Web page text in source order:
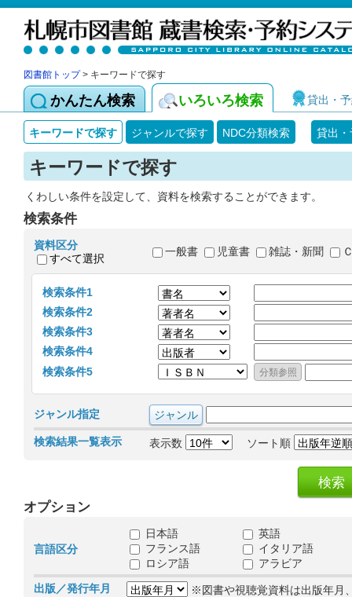
図書館トップ> キーワードで探す
かんたん検索 いろいろ検索 貸出・
キーワードで探す ジャンルで探す NDC分類検索 貸出
キーワードで探す
くわしい条件を設定して、資料を検索することができます。
検索条件
資料区分
すべて選択
一般書 児童書 雑誌・新聞
検索条件1
検索条件2
検索条件3
検索条件4
検索条件5
ジャンル指定
検索結果一覧表示 表示数 ソート順
オプション
言語区分
日本語
英語
フランス語
イタリア語
ロシア語
アラビア
出版／発行年月
※図書や視聴覚資料は出版年月